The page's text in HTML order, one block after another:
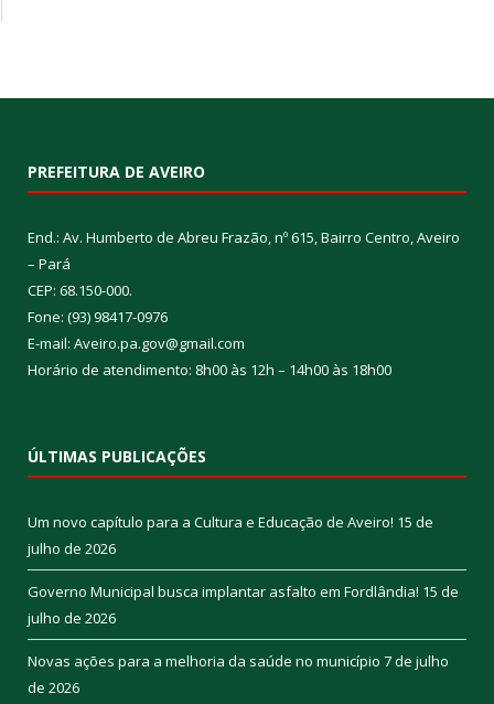
PREFEITURA DE AVEIRO
End.: Av. Humberto de Abreu Frazão, nº 615, Bairro Centro, Aveiro
– Pará
CEP: 68.150-000.
Fone: (93) 98417-0976
E-mail: Aveiro.pa.gov@gmail.com
Horário de atendimento: 8h00 às 12h – 14h00 às 18h00
ÚLTIMAS PUBLICAÇÕES
Um novo capítulo para a Cultura e Educação de Aveiro! 15 de
julho de 2026
Governo Municipal busca implantar asfalto em Fordlândia! 15 de
julho de 2026
Novas ações para a melhoria da saúde no município 7 de julho
de 2026